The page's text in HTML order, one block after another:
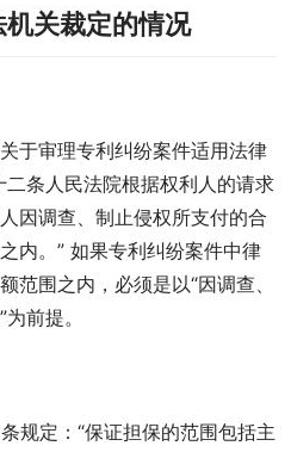
关裁定的情况
于审理专利纠纷案件适用法律
二条人民法院根据权利人的请求
因调查、制止侵权所支付的合
内。” 如果专利纠纷案件中律
范围之内，必须是以“因调查、
前提。
规定：“保证担保的范围包括主